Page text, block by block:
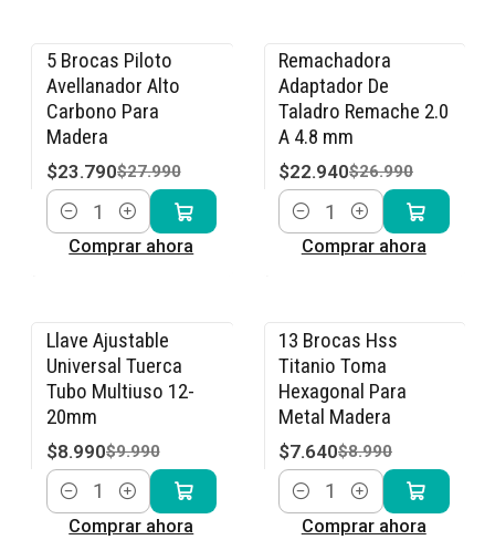
-15% OFF
5 Brocas Piloto
Avellanador Alto
Carbono Para
Madera
$23.790$27.990
Cantidad
Comprar ahora
-15% OFF
Remachadora
Adaptador De
Taladro Remache 2.0
A 4.8 mm
$22.940$26.990
Cantidad
Comprar ahora
-10% OFF
Llave Ajustable
Universal Tuerca
Tubo Multiuso 12-
20mm
$8.990$9.990
Cantidad
Comprar ahora
-15% OFF
13 Brocas Hss
Titanio Toma
Hexagonal Para
Metal Madera
$7.640$8.990
Cantidad
Comprar ahora